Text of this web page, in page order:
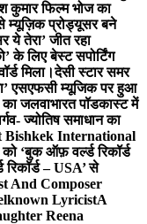
कुमार फिल्म भोज का
म्यूज़िक प्रोड्यूसर बने
ये तेरा’ जीत रहा
के लिए बेस्ट सपोर्टिंग
मिला।देसी स्टार समर
एसएफसी म्यूजिक पर हुआ
का जलवाभारत पॉडकास्ट में
ज्योतिष समाधान का
International
‘बुक ऑफ़ वर्ल्ड रिकॉर्ड
– USA’ से
And Composer
LyricistA
Reena